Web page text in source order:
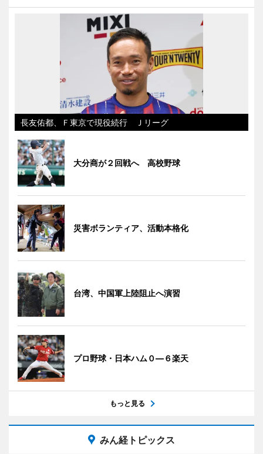
長友佑都、Ｆ東京で現役続行 Ｊリーグ
大分商が２回戦へ 高校野球
災害ボランティア、活動本格化
台湾、中国軍上陸阻止へ演習
プロ野球・日本ハム０―６楽天
もっと見る
みん経トピックス